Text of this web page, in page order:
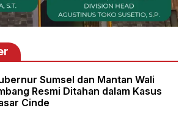
Sumsel dan Mantan Wali
Resmi Ditahan dalam Kasus
Cinde